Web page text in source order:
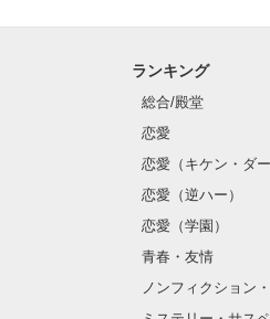
女子力が欲しい
(マツザキ カコ)
無自覚イケメン
大浦 賢斗
(オオウラ ケン
ランキング
総合/殿堂
恋愛
恋愛（キケン・ダ
恋愛（逆ハー）
恋愛（学園）
青春・友情
ノンフィクション